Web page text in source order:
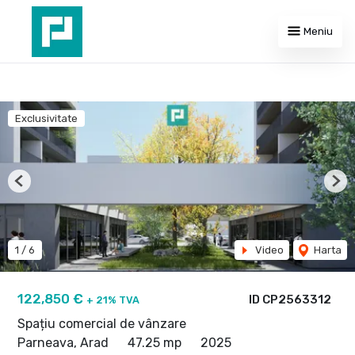
Meniu
ID CP2563312
122,850 € + 21% TVA
Spațiu comercial de vânzare
Parneava, Arad
47.25 mp 2025
Exclusivitate
1 / 6 Video Harta
Previous